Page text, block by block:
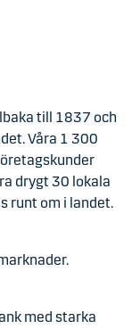
till 1837 och
Våra 1 300
drygt 30 lokala
runt om i landet.
med starka